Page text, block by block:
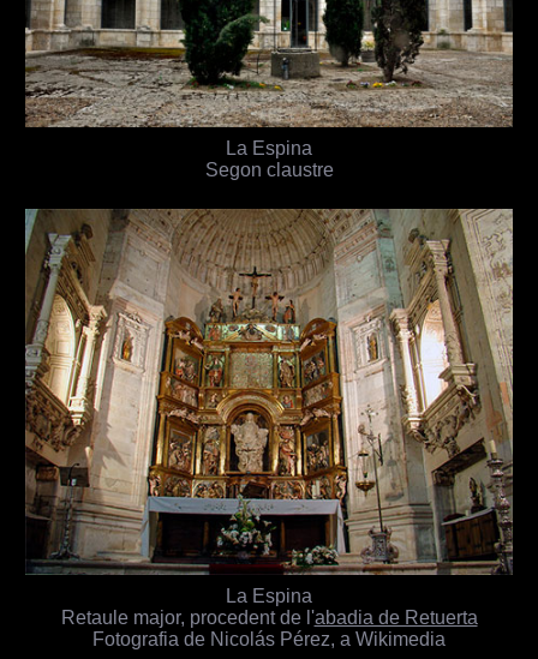
La Espina
Segon claustre
La Espina
Retaule major, procedent de l'abadia de Retuerta
Fotografia de Nicolás Pérez, a Wikimedia